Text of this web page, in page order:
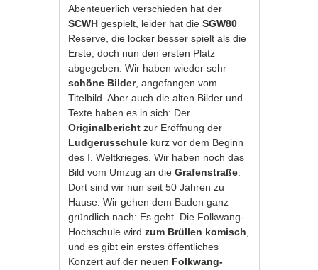
Abenteuerlich verschieden hat der
SCWH gespielt, leider hat dieSGW80
Reserve, die locker besser spielt als die
Erste, doch nun den ersten Platz
abgegeben. Wir haben wieder sehr
schöne Bilder, angefangen vom
Titelbild. Aber auch die alten Bilder und
Texte haben es in sich: Der
Originalbericht zur Eröffnung der
Ludgerusschule kurz vor dem Beginn
des I. Weltkrieges. Wir haben noch das
Bild vom Umzug an dieGrafenstraße
Dort sind wir nun seit 50 Jahren zu
Hause. Wir gehen dem Baden ganz
gründlich nach: Es geht. Die Folkwang-
Hochschule wirdzum Brüllen komisch
und es gibt ein erstes öffentliches
Konzert auf der neuen Folkwang-